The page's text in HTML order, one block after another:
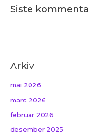
Siste
Arkiv
mai 2026
mars 2026
februar 2026
desember 2025